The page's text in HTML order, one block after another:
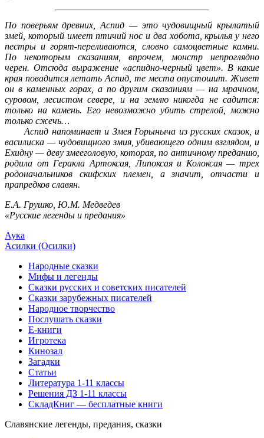
По поверьям древних, Аспид — это чудовищный крылатый
змей, который имеет птичий нос и два хобота, крылья у него
пестры и горят-переливаются, словно самоцветные камни.
По некоторым сказаниям, впрочем, монстр непроглядно
черен. Отсюда выражение «аспидно-черный цвет». В какие
края повадится летать Аспид, те места опустошит. Живет
он в каменных горах, а по другим сказаниям — на мрачном,
суровом, лесистом севере, и на землю никогда не садится:
только на камень. Его невозможно убить стрелой, можно
только сжечь…
Аспид напоминает и Змея Горыныча из русских сказок, и
василиска — чудовищного змия, убивающего одним взглядом, и
Ехидну — деву змееголовую, которая, по античному преданию,
родила от Геракла Артоксая, Липоксая и Колоксая — трех
родоначальников скифских племен, а значит, отчасти и
прапредков славян.
Е.А. Грушко, Ю.М. Медведев
«Русские легенды и предания»
Аука
Асилки (Осилки)
Народные сказки
Мифы и легенды
Сказки русских и советских писателей
Сказки зарубежных писателей
Народное творчество
Послушать сказки
Е-книги
Игротека
Кинозал
Загадки
Статьи
Литература 1-11 классы
Решения ДЗ 1-11 классы
СкладКниг — бесплатные книги
Славянские легенды, предания, сказки